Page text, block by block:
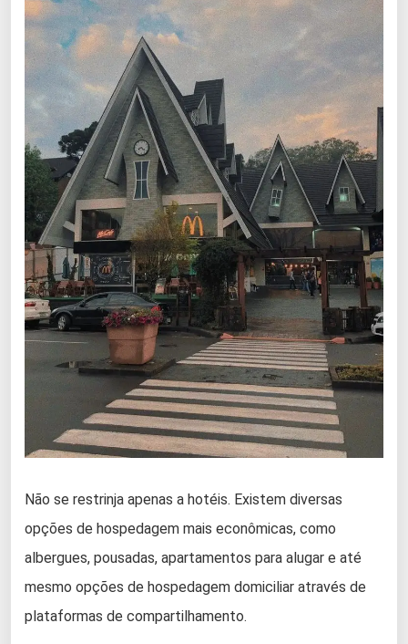
Não se restrinja apenas a hotéis. Existem diversas
opções de hospedagem mais econômicas, como
albergues, pousadas, apartamentos para alugar e até
mesmo opções de hospedagem domiciliar através de
plataformas de compartilhamento.